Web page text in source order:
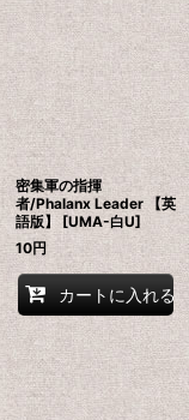
密集軍の指揮
者/Phalanx Leader 【英
語版】 [UMA-白U]
10円
カートに入れる